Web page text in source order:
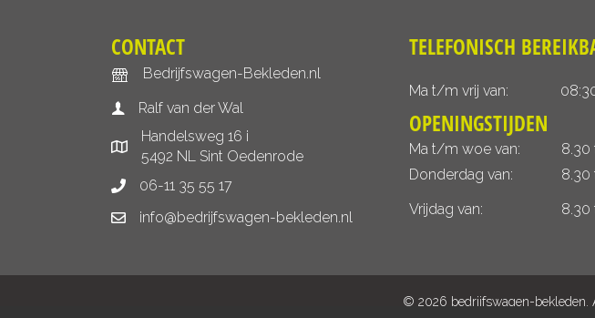
CONTACT
Bedrijfswagen-Bekleden.nl
Ralf van der Wal
Handelsweg 16 i
5492 NL Sint Oedenrode
06-11 35 55 17
info@bedrijfswagen-bekleden.nl
TELEFONISCH
Ma t/m vrij van:
OPENINGSTIJDEN
Ma t/m woe van:
Donderdag van:
Vrijdag van:
8.30
8.30
8.30
© 2026 bedrijfswagen-bekleden.